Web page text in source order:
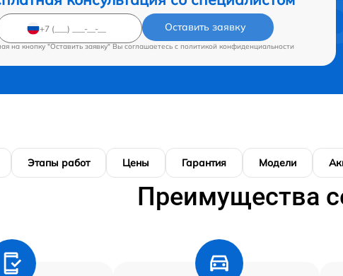
Оставить заявку
на кнопку "Оставить заявку" Вы соглашаетесь c политикой конфиденциальности
Этапы работ Цены Гарантия Модели
Преимущества